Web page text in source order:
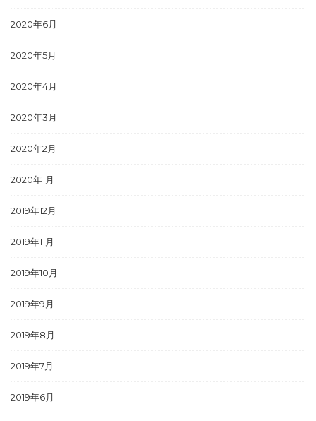
2020年6月
2020年5月
2020年4月
2020年3月
2020年2月
2020年1月
2019年12月
2019年11月
2019年10月
2019年9月
2019年8月
2019年7月
2019年6月